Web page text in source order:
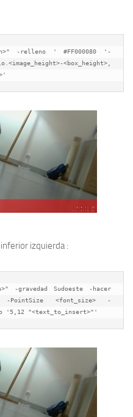
-relleno ' #FF000080 '-
<box_height>,
izquierda :
-gravedad Sudoeste -hacer
-PointSize <font_size>
-
' 5, 12 "<text_to_insert>"'